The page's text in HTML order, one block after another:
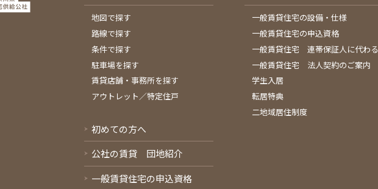
地図で探す
路線で探す
条件で探す
駐車場を探す
賃貸店舗・事務所を探す
アウトレット／特定住戸
初めての方へ
公社の賃貸 団地紹介
一般賃貸住宅の申込資格
一般賃貸住宅の設備・仕様
一般賃貸住宅の申込資格
一般賃貸住宅 連帯保証人に代わ
一般賃貸住宅 法人契約のご案内
学生入居
転居特典
二地域居住制度